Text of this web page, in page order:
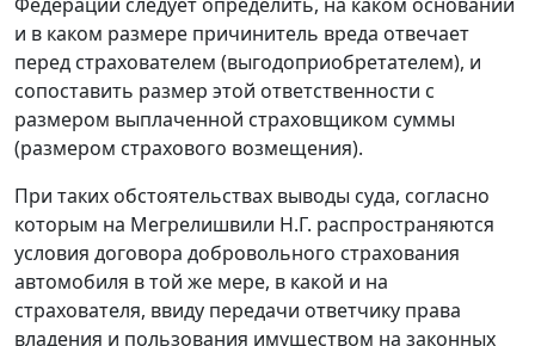
и в каком размере причинитель вреда отвечает
перед страхователем (выгодоприобретателем), и
сопоставить размер этой ответственности с
размером выплаченной страховщиком суммы
(размером страхового возмещения).
При таких обстоятельствах выводы суда, согласно
которым на Мегрелишвили Н.Г. распространяются
условия договора добровольного страхования
автомобиля в той же мере, в какой и на
страхователя, ввиду передачи ответчику права
владения и пользования имуществом на законных